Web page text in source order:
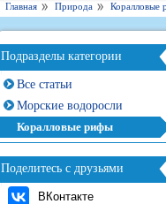
Главная Природа Коралловые
Подразделы категории
Все статьи
Морские водоросли
Коралловые рифы
Поделитесь с друзьями
ВКонтакте